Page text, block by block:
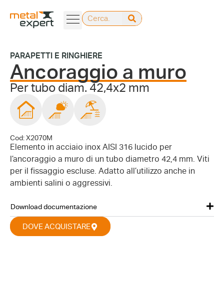
PARAPETTI E RINGHIERE
Ancoraggio a muro
Per tubo diam. 42,4x2 mm
Cod: X2070M
Elemento in acciaio inox AISI 316 lucido per
l’ancoraggio a muro di un tubo diametro 42,4 mm. Viti
per il fissaggio escluse. Adatto all’utilizzo anche in
ambienti salini o aggressivi.
Download documentazione
DOVE ACQUISTARE